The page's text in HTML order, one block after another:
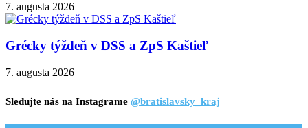
7. augusta 2026
Grécky týždeň v DSS a ZpS Kaštieľ
7. augusta 2026
Sledujte nás na Instagrame @bratislavsky_kraj